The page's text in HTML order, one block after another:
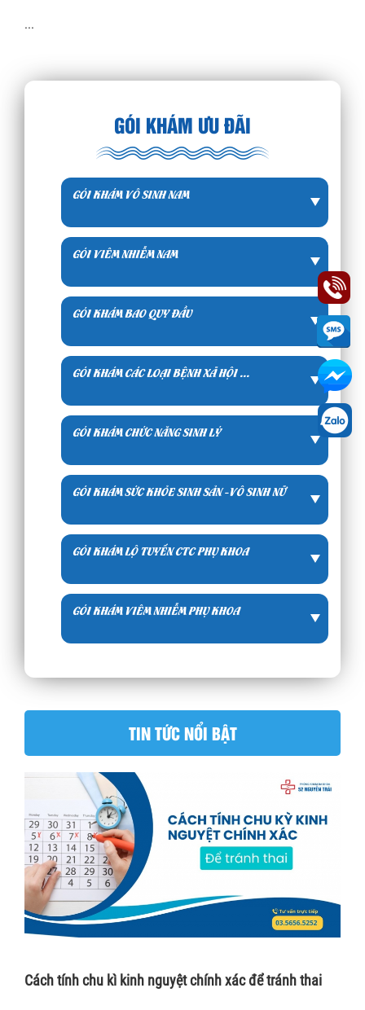
...
GÓI KHÁM ƯU ĐÃI
GÓI KHÁM VÔ SINH NAM
GÓI VIÊM NHIỄM NAM
GÓI KHÁM BAO QUY ĐẦU
GÓI KHÁM CÁC LOẠI BỆNH XÃ HỘI ...
GÓI KHÁM CHỨC NĂNG SINH LÝ
GÓI KHÁM SỨC KHỎE SINH SẢN -VÔ SINH NỮ
GÓI KHÁM LỘ TUYẾN CTC PHỤ KHOA
GÓI KHÁM VIÊM NHIỄM PHỤ KHOA
TIN TỨC NỔI BẬT
Cách tính chu kì kinh nguyệt chính xác để tránh thai